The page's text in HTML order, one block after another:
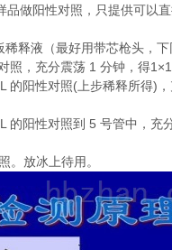
做阳性对照，只提供可以
稀释液（最好用带芯枪头，下
照，充分震荡 1 分钟，得
的阳性对照(上步稀释所得)
的阳性对照到 5 号管中，充
。放冰上待用。